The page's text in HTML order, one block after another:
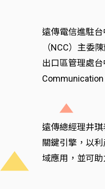
遠傳電信進駐
（NCC）主委
出口區管理處
遠傳總經理井
關鍵引擎，以
域應用，並可